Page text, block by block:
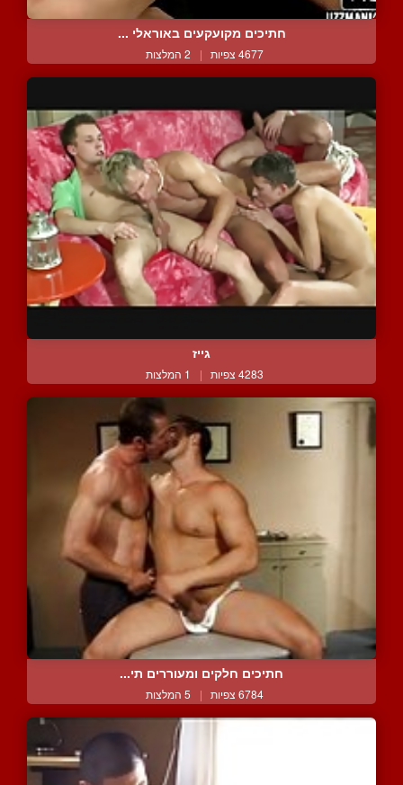
חתיכים מקועקעים באוראלי ...
4677 צפיות | 2 המלצות
גייז
4283 צפיות | 1 המלצות
חתיכים חלקים ומעוררים תי...
6784 צפיות | 5 המלצות